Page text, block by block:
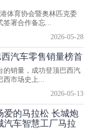
体育协会暨奥林匹克委
签署合作备忘...
2026-05-28
汽车零售销量榜首
的销量，成功登顶巴西汽
西市场史上...
2026-05-13
爱的马拉松 长城炮
汽车智慧工厂马拉